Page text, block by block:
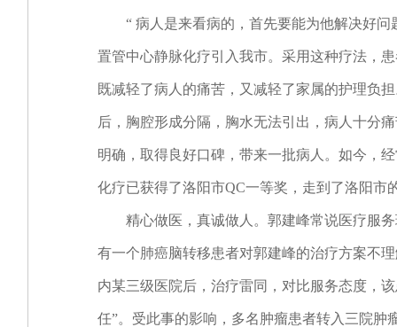
“ 病人是来看病的，首先要能为他解决好问
置管中心静脉化疗引入我市。采用这种疗法，
既减轻了病人的痛苦，又减轻了家属的护理负
后，胸腔形成分隔，胸水无法引出，病人十分
明确，取得良好口碑，带来一批病人。如今，
化疗已获得了洛阳市QC一等奖，走到了洛阳市
精心做医，真诚做人。郭建峰常说医疗服务
有一个肺癌脑转移患者对郭建峰的治疗方案不
内某三级医院后，治疗雷同，对比服务态度，
任”。受此事的影响，多名肿瘤患者转入三院肿